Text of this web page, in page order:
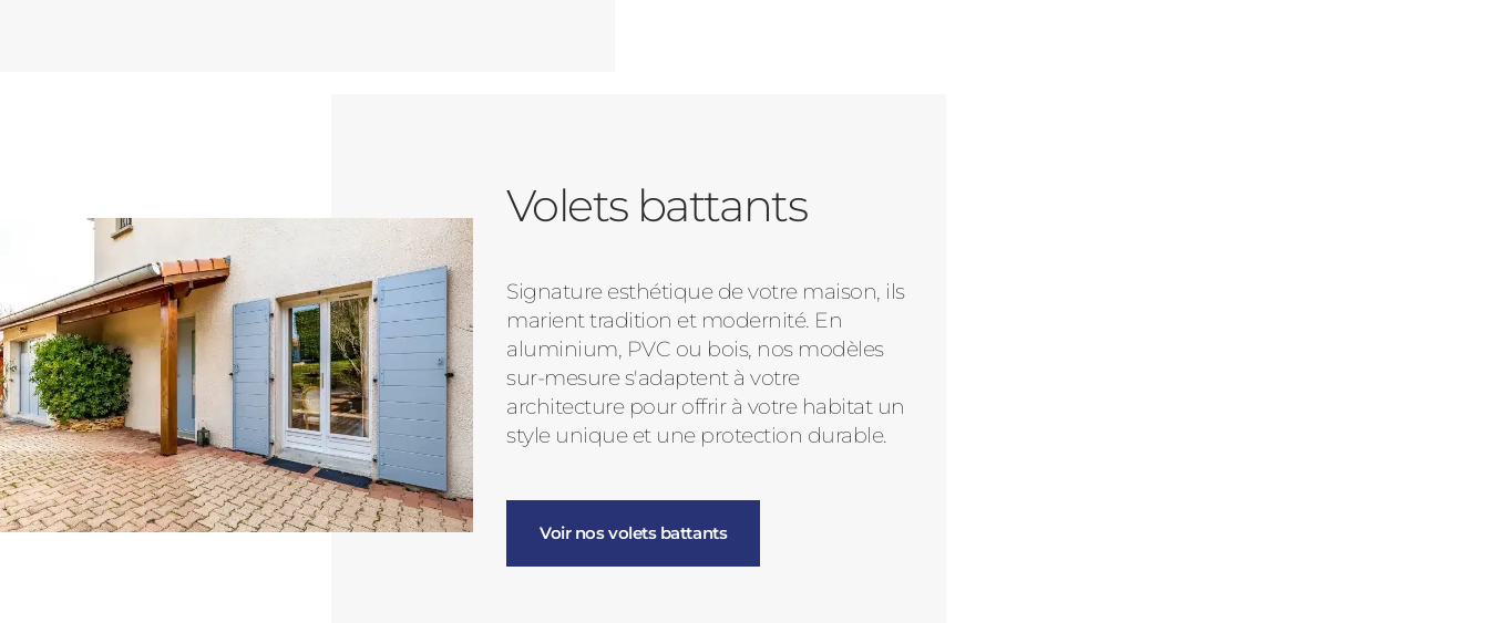
Volets battants
Signature esthétique de votre maison, ils
marient tradition et modernité. En
aluminium, PVC ou bois, nos modèles
sur-mesure s'adaptent à votre
architecture pour offrir à votre habitat un
style unique et une protection durable.
Voir nos volets battants